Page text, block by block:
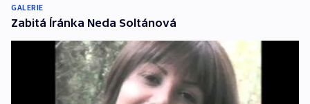
GALERIE
Zabitá Íránka Neda Soltánová